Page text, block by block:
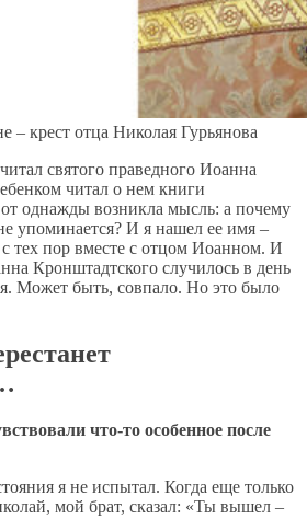
– крест отца Николая Гурьянова
святого праведного Иоанна
читал о нем книги
однажды возникла мысль: а почему
упоминается? И я нашел ее имя –
тех пор вместе с отцом Иоанном. И
Кронштадтского случилось в день
Может быть, совпало. Но это было
что-то особенное после
я не испытал. Когда еще только
мой брат, сказал: «Ты вышел –